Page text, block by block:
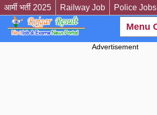
आर्मी भर्ती 2025 Railway Job Police Jobs
Advertisement